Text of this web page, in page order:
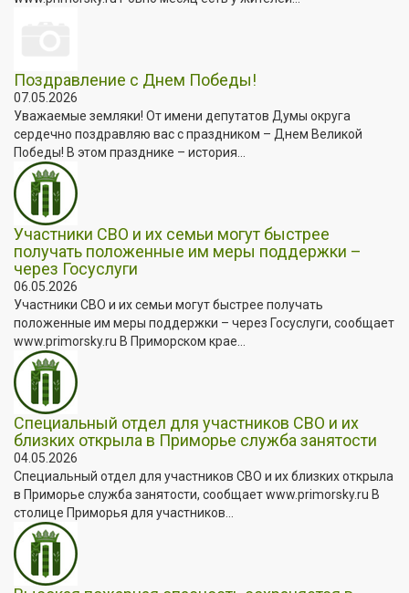
Поздравление с Днем Победы!
07.05.2026
Уважаемые земляки! От имени депутатов Думы округа
сердечно поздравляю вас с праздником – Днем Великой
Победы! В этом празднике – история...
Участники СВО и их семьи могут быстрее
получать положенные им меры поддержки –
через Госуслуги
06.05.2026
Участники СВО и их семьи могут быстрее получать
положенные им меры поддержки – через Госуслуги, сообщает
www.primorsky.ru В Приморском крае...
Специальный отдел для участников СВО и их
близких открыла в Приморье служба занятости
04.05.2026
Специальный отдел для участников СВО и их близких открыла
в Приморье служба занятости, сообщает www.primorsky.ru В
столице Приморья для участников...